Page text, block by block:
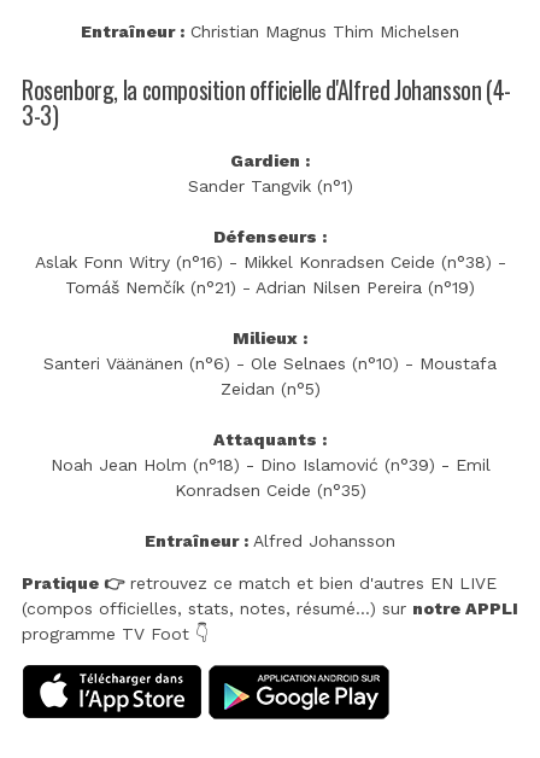
Entraîneur : Christian Magnus Thim Michelsen
Rosenborg, la composition officielle d'Alfred Johansson (4-
3-3)
Gardien :
Sander Tangvik (n°1)
Défenseurs :
Aslak Fonn Witry (n°16) - Mikkel Konradsen Ceide (n°38) -
Tomáš Nemčík (n°21) - Adrian Nilsen Pereira (n°19)
Milieux :
Santeri Väänänen (n°6) - Ole Selnaes (n°10) - Moustafa
Zeidan (n°5)
Attaquants :
Noah Jean Holm (n°18) - Dino Islamović (n°39) - Emil
Konradsen Ceide (n°35)
Entraîneur : Alfred Johansson
Pratique 👉retrouvez ce match et bien d'autres EN LIVE
(compos officielles, stats, notes, résumé...) sur notre APPLI
programme TV Foot 👇